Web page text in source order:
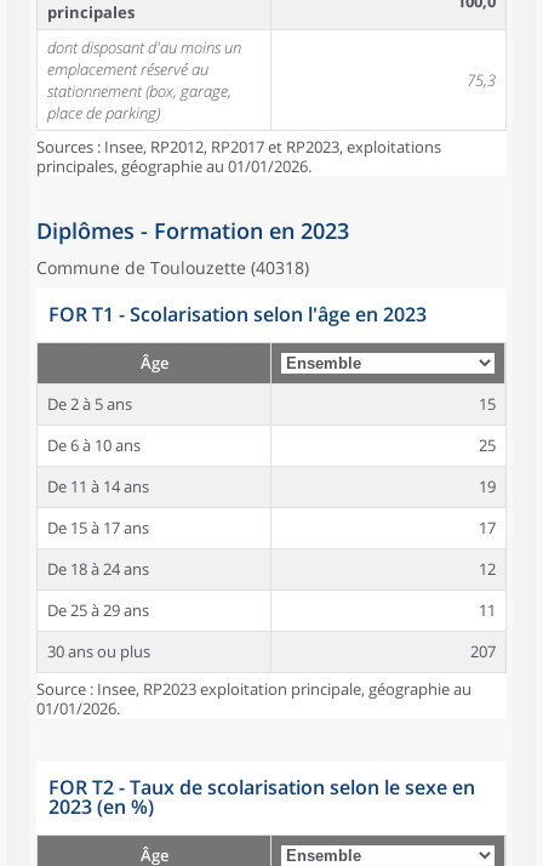
principales
dont disposant d'au moins un
emplacement réservé au
stationnement (box, garage,
place de parking)
75,3
Sources : Insee, RP2012, RP2017 et RP2023, exploitations
principales, géographie au 01/01/2026.
Diplômes - Formation en 2023
Commune de Toulouzette (40318)
FOR T1 - Scolarisation selon l'âge en 2023
Âge
De 2 à 5 ans
15
De 6 à 10 ans
25
De 11 à 14 ans
19
De 15 à 17 ans
17
De 18 à 24 ans
12
De 25 à 29 ans
11
30 ans ou plus
207
Source : Insee, RP2023 exploitation principale, géographie au
01/01/2026.
FOR T2 - Taux de scolarisation selon le sexe en
2023 (en %)
Âge